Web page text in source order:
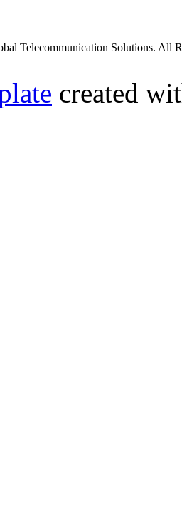
Telecommunication Solutions. All
created